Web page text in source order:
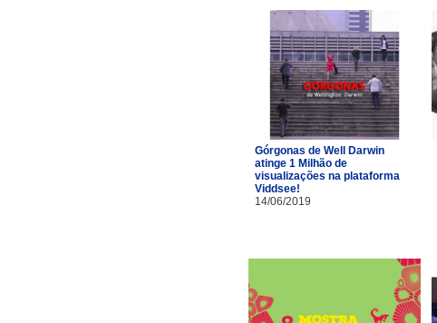
Górgonas de Well Darwin
atinge 1 Milhão de
visualizações na plataforma
Viddsee!
14/06/2019